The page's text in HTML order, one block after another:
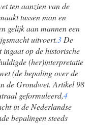
ten aanzien van de
tussen man en
gelijk aan mannen een
uitvoert.3 De
op de historische
(her)interpretatie
(de bepaling over de
de Grondwet. Artikel 98
geformuleerd,4
in de Nederlandse
bepalingen steeds